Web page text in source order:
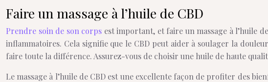
Faire un massage à l’huile de CBD
Prendre soin de son corps est important, et faire un massage à l’huile
inflammatoires. Cela signifie que le CBD peut aider à soulager la
faire toute la différence. Assurez-vous de choisir une huile de haute
Le massage à l’huile de CBD est une excellente façon de profiter des